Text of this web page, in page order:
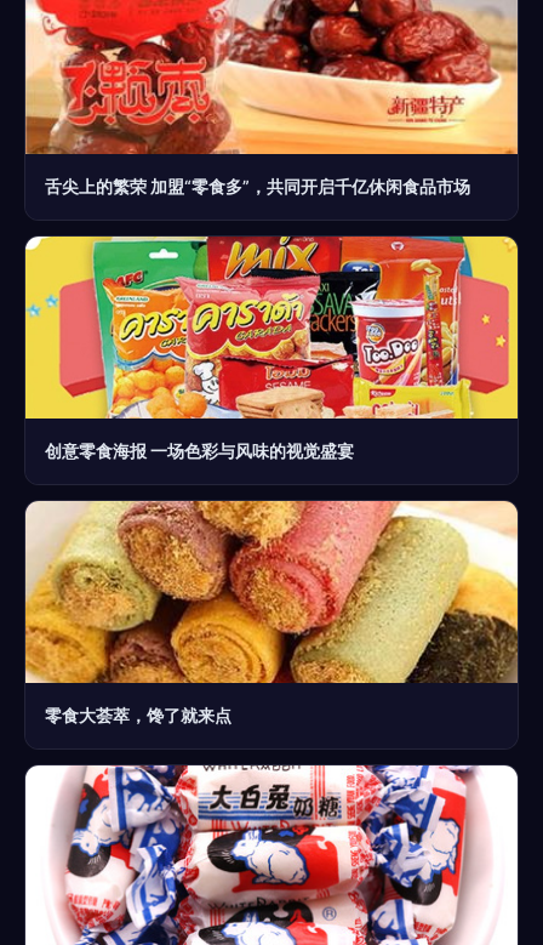
舌尖上的繁荣 加盟“零食多”，共同开启千亿休闲食品市场
创意零食海报 一场色彩与风味的视觉盛宴
零食大荟萃，馋了就来点